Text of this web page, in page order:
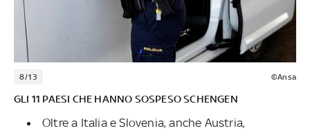
8/13 ©Ansa
GLI 11 PAESI CHE HANNO SOSPESO SCHENGEN
Oltre a Italia e Slovenia, anche Austria,